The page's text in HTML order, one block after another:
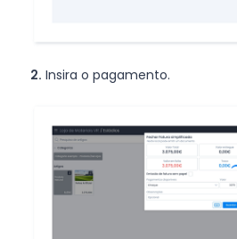
2. Insira o pagamento.